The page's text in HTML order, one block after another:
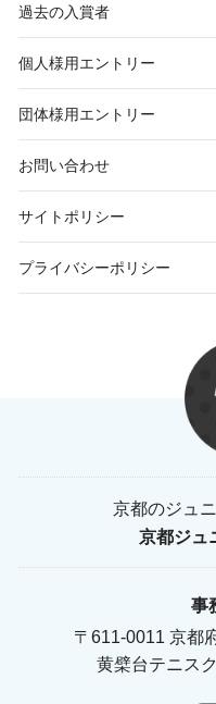
過去の入賞者
個人様用エントリー
団体様用エントリー
お問い合わせ
サイトポリシー
プライバシーポリシー
京都のジュ
京都ジュ
事
〒611-0011 京都
黄檗台テニス